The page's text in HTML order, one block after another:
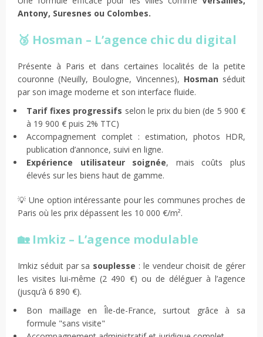
Antony, Suresnes ou Colombes.
🥉 Hosman – L’agence chic du digital
Présente à Paris et dans certaines localités de la petite
couronne (Neuilly, Boulogne, Vincennes), Hosman séduit
par son image moderne et son interface fluide.
Tarif fixes progressifs selon le prix du bien (de 5 900 €
à 19 900 € puis 2% TTC)
Accompagnement complet : estimation, photos HDR,
publication d’annonce, suivi en ligne.
Expérience utilisateur soignée, mais coûts plus
élevés sur les biens haut de gamme.
💡 Une option intéressante pour les communes proches de
Paris où les prix dépassent les 10 000 €/m².
🏡 Imkiz – L’agence modulable
Imkiz séduit par sa souplesse : le vendeur choisit de gérer
les visites lui-même (2 490 €) ou de déléguer à l’agence
(jusqu’à 6 890 €).
Bon maillage en Île-de-France, surtout grâce à sa
formule "sans visite"